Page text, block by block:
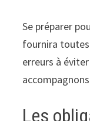
Se préparer
fournira
erreurs à
Les